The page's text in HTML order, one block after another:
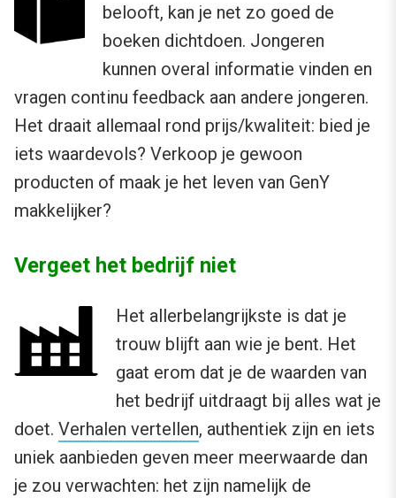
belooft, kan je net zo goed de
boeken dichtdoen. Jongeren
kunnen overal informatie vinden en
vragen continu feedback aan andere jongeren.
Het draait allemaal rond prijs/kwaliteit: bied je
iets waardevols? Verkoop je gewoon
producten of maak je het leven van GenY
makkelijker?
Vergeet het bedrijf niet
Het allerbelangrijkste is dat je
trouw blijft aan wie je bent. Het
gaat erom dat je de waarden van
het bedrijf uitdraagt bij alles wat je
doet. Verhalen vertellen, authentiek zijn en iets
uniek aanbieden geven meer meerwaarde dan
je zou verwachten: het zijn namelijk de